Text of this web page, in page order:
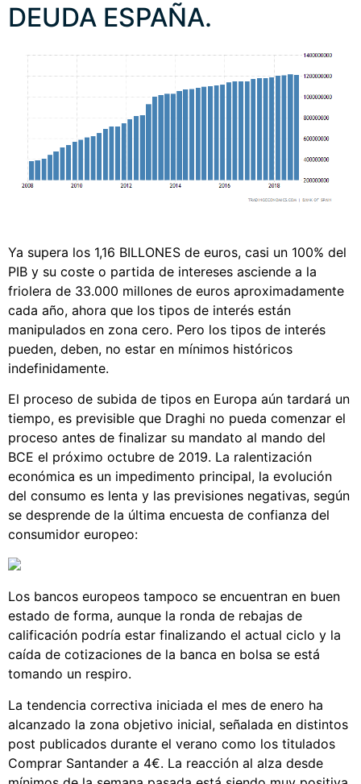
DEUDA ESPAÑA.
Ya supera los 1,16 BILLONES de euros, casi un 100% del
PIB y su coste o partida de intereses asciende a la
friolera de 33.000 millones de euros aproximadamente
cada año, ahora que los tipos de interés están
manipulados en zona cero. Pero los tipos de interés
pueden, deben, no estar en mínimos históricos
indefinidamente.
El proceso de subida de tipos en Europa aún tardará un
tiempo, es previsible que Draghi no pueda comenzar el
proceso antes de finalizar su mandato al mando del
BCE el próximo octubre de 2019. La ralentización
económica es un impedimento principal, la evolución
del consumo es lenta y las previsiones negativas, según
se desprende de la última encuesta de confianza del
consumidor europeo:
Los bancos europeos tampoco se encuentran en buen
estado de forma, aunque la ronda de rebajas de
calificación podría estar finalizando el actual ciclo y la
caída de cotizaciones de la banca en bolsa se está
tomando un respiro.
La tendencia correctiva iniciada el mes de enero ha
alcanzado la zona objetivo inicial, señalada en distintos
post publicados durante el verano como los titulados
Comprar Santander a 4€. La reacción al alza desde